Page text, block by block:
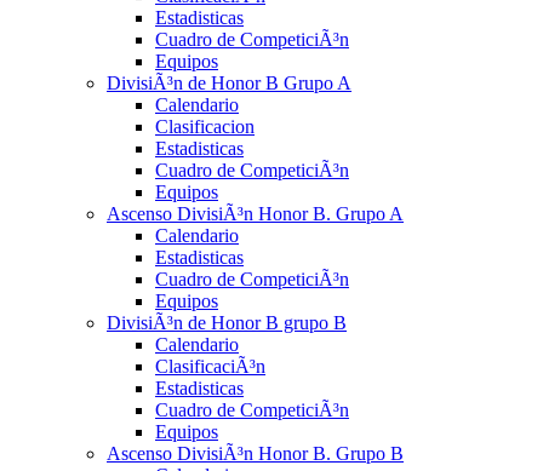
Estadisticas
Cuadro de CompeticiÃ³n
Equipos
DivisiÃ³n de Honor B Grupo A
Calendario
Clasificacion
Estadisticas
Cuadro de CompeticiÃ³n
Equipos
Ascenso DivisiÃ³n Honor B. Grupo A
Calendario
Estadisticas
Cuadro de CompeticiÃ³n
Equipos
DivisiÃ³n de Honor B grupo B
Calendario
ClasificaciÃ³n
Estadisticas
Cuadro de CompeticiÃ³n
Equipos
Ascenso DivisiÃ³n Honor B. Grupo B